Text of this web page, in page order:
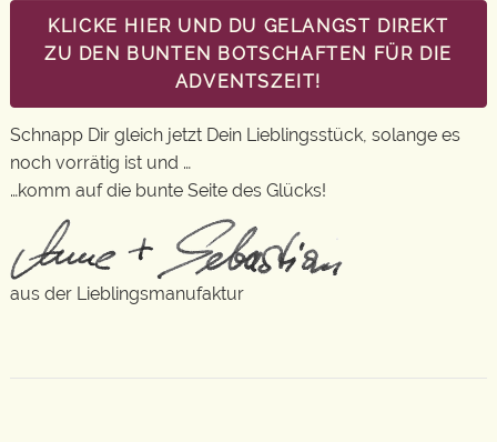
KLICKE HIER UND DU GELANGST DIREKT
ZU DEN BUNTEN BOTSCHAFTEN FÜR DIE
ADVENTSZEIT!
Schnapp Dir gleich jetzt Dein Lieblingsstück, solange es
noch vorrätig ist und …
…komm auf die bunte Seite des Glücks!
aus der Lieblingsmanufaktur